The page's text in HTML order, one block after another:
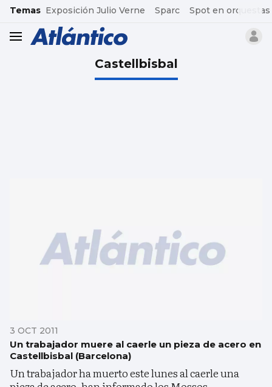
common.go-to-content
Temas Exposición Julio Verne Sparc Spot en orquestas
header.menu.open
Castellbisbal
3 OCT 2011
Un trabajador muere al caerle un pieza de acero en
Castellbisbal (Barcelona)
Un trabajador ha muerto este lunes al caerle una